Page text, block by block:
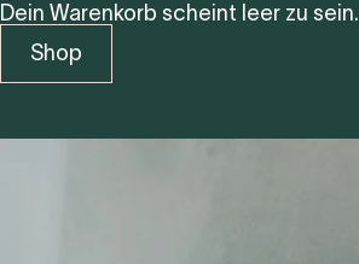
Dein Warenkorb scheint leer zu sein.
Shop